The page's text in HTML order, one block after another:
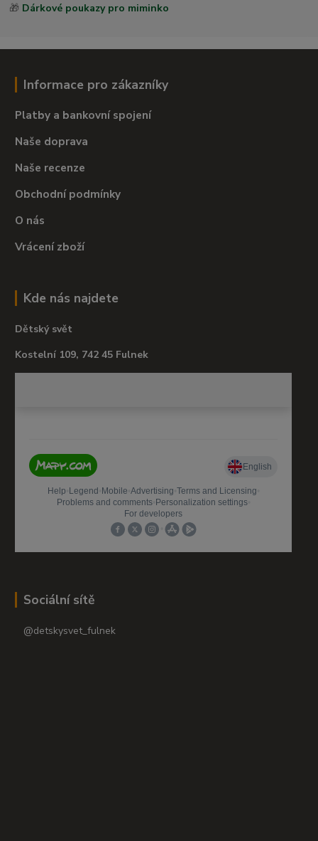
🎁 Dárkové poukazy pro miminko
Informace pro zákazníky
Platby a bankovní spojení
Naše doprava
Naše recenze
Obchodní podmínky
O nás
Vrácení zboží
Kde nás najdete
Dětský svět
Kostelní 109, 742 45 Fulnek
Sociální sítě
@detskysvet_fulnek